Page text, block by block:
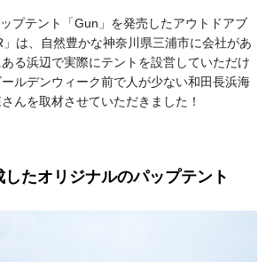
プテント「Gun」を発売したアウトドアブ
は、自然豊かな神奈川県三浦市に会社があ
る浜辺で実際にテントを設営していただけ
ルデンウィーク前で人が少ない和田長浜海
んを取材させていただきました！
たオリジナルのパップテント